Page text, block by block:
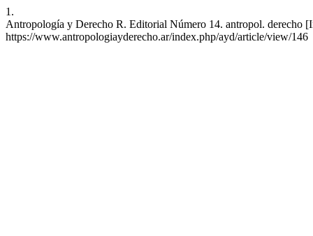
1.
Antropología y Derecho R. Editorial Número 14. antropol. derecho
https://www.antropologiayderecho.ar/index.php/ayd/article/view/146